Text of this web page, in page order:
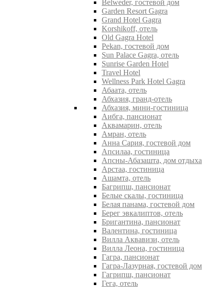
Belweder, гостевой дом
Garden Resort Gagra
Grand Hotel Gagra
Korshikoff, отель
Old Gagra Hotel
Pekan, гостевой дом
Sun Palace Gagra, отель
Sunrise Garden Hotel
Travel Hotel
Wellness Park Hotel Gagra
Абаата, отель
Абхазия, гранд-отель
Абхазия, мини-гостиница
Аибга, пансионат
Аквамарин, отель
Амран, отель
Анна Сария, гостевой дом
Апсилаа, гостиница
Апсны-Абазашта, дом отдыха
Арстаа, гостиница
Ашамта, отель
Багрипш, пансионат
Белые скалы, гостиница
Белая панама, гостевой дом
Берег эвкалиптов, отель
Бригантина, пансионат
Валентина, гостиница
Вилла Аквавизи, отель
Вилла Леона, гостиница
Гагра, пансионат
Гагра-Лазурная, гостевой дом
Гагрипш, пансионат
Гега, отель